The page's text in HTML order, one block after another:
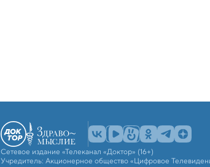
Сетевое издание «Телеканал «Доктор» (16+)
Учредитель: Акционерное общество «Цифровое